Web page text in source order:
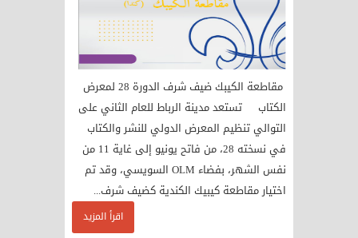
مقاطعة الكيبك ضيف شرف الدورة 28 لمعرض
الكتاب تستعد مدينة الرباط للعام الثاني على
التوالي تنظيم المعرض الدولي للنشر والكتاب
في نسخته 28، من فاتح يونيو إلى غاية 11 من
نفس الشهر، بفضاء OLM السويسي، وقد تم
اختيار مقاطعة كيبيك الكندية كضيف شرف...
اقرأ المزيد